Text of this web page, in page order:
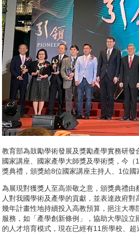
教育部為鼓勵學術發展及獎勵產學實務研
國家講座、國家產學大師獎及學術獎，今
獎典禮，頒獎給8位國家講座主持人、1位國
為展現對獲獎人至高崇敬之意，頒獎典禮
人對我國學術及產學的貢獻，並表達政府
幾年計畫性地持續投入高教預算，挹注大
服務，如「產學創新條例」，協助大學設
的人才培育模式，現在已經有11所學校、